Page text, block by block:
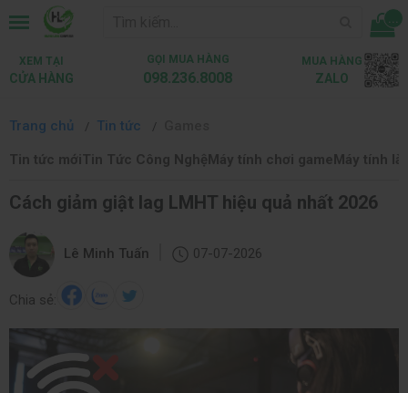
...
XEM TẠI
CỬA HÀNG
GỌI MUA HÀNG
098.236.8008
MUA HÀNG
ZALO
Trang chủ Tin tức
Tin tức mớiTin Tức Công NghệMáy tính chơi gameMáy tính
Cách giảm giật lag LMHT hiệu quả nhất 2026
Lê Minh Tuấn 07-07-2026
Chia sẻ: